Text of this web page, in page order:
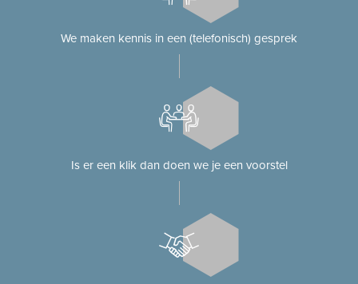
We maken kennis in een (telefonisch) gesprek
Is er een klik dan doen we je een voorstel